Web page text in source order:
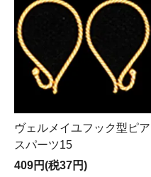
ヴェルメイユフック型ピア
スパーツ15
409円(税37円)